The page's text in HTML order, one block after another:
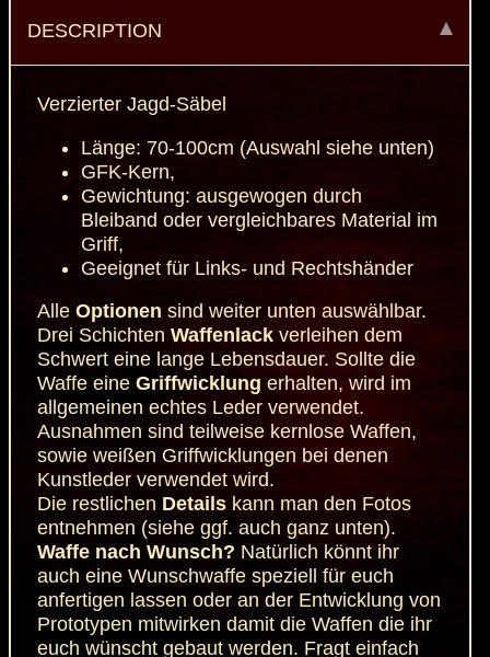
DESCRIPTION
Verzierter Jagd-Säbel
Länge: 70-100cm (Auswahl siehe unten)
GFK-Kern,
Gewichtung: ausgewogen durch
Bleiband oder vergleichbares Material im
Griff,
Geeignet für Links- und Rechtshänder
Alle Optionen sind weiter unten auswählbar.
Drei Schichten Waffenlack verleihen dem
Schwert eine lange Lebensdauer. Sollte die
Waffe eine Griffwicklung erhalten, wird im
allgemeinen echtes Leder verwendet.
Ausnahmen sind teilweise kernlose Waffen,
sowie weißen Griffwicklungen bei denen
Kunstleder verwendet wird.
Die restlichen Details kann man den Fotos
entnehmen (siehe ggf. auch ganz unten).
Waffe nach Wunsch? Natürlich könnt ihr
auch eine Wunschwaffe speziell für euch
anfertigen lassen oder an der Entwicklung von
Prototypen mitwirken damit die Waffen die ihr
euch wünscht gebaut werden. Fragt einfach